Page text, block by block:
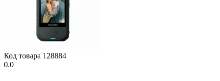
Код товара 128884
0.0